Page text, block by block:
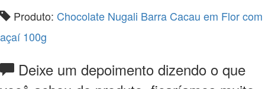
Produto: Chocolate Nugali Barra Cacau em Flor com
açaí 100g
Deixe um depoimento dizendo o que